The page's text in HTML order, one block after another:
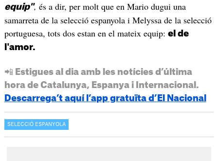
equip", és a dir, per molt que en Mario dugui una
samarreta de la selecció espanyola i Melyssa de la selecció
portuguesa, tots dos estan en el mateix equip: el de
l'amor.
📲 Estigues al dia amb les notícies d’última
hora de Catalunya, Espanya i Internacional.
Descarrega’t aquí l’app gratuïta d’El Nacional
SELECCIÓ ESPANYOLA